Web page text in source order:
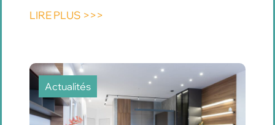
LIRE PLUS >>>
Actualités